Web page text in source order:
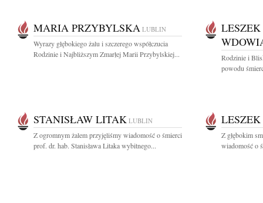
MARIA PRZYBYLSKA LUBLIN
Wyrazy głębokiego żalu i szczerego współczucia
Rodzinie i Najbliższym Zmarłej Marii Przybylskiej...
Rodzinie i
powodu
STANISŁAW LITAK LUBLIN
Z ogromnym żalem przyjęliśmy wiadomość o śmierci
prof. dr. hab. Stanisława Litaka wybitnego...
Z głębokim
wiadomość o